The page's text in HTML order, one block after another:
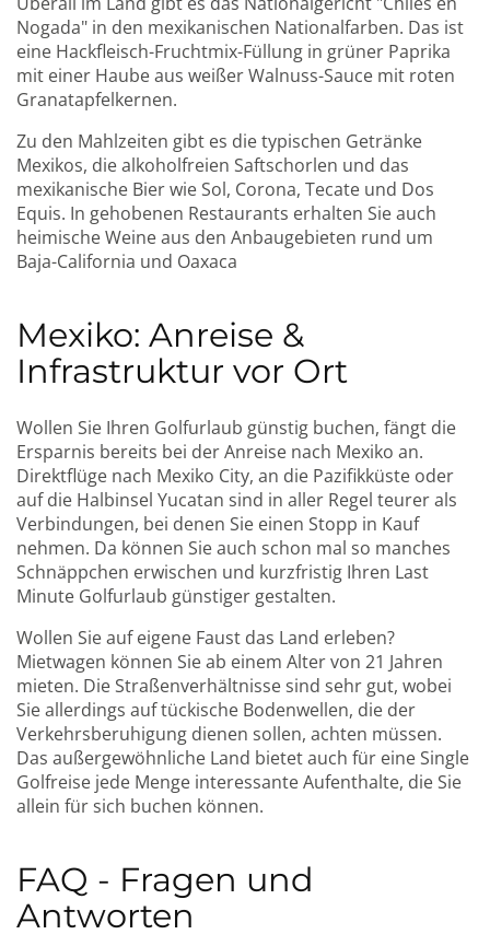
Nogada" in den mexikanischen Nationalfarben. Das ist
eine Hackfleisch-Fruchtmix-Füllung in grüner Paprika
mit einer Haube aus weißer Walnuss-Sauce mit roten
Granatapfelkernen.
Zu den Mahlzeiten gibt es die typischen Getränke
Mexikos, die alkoholfreien Saftschorlen und das
mexikanische Bier wie Sol, Corona, Tecate und Dos
Equis. In gehobenen Restaurants erhalten Sie auch
heimische Weine aus den Anbaugebieten rund um
Baja-California und Oaxaca
Mexiko: Anreise &
Infrastruktur vor Ort
Wollen Sie Ihren Golfurlaub günstig buchen, fängt die
Ersparnis bereits bei der Anreise nach Mexiko an.
Direktflüge nach Mexiko City, an die Pazifikküste oder
auf die Halbinsel Yucatan sind in aller Regel teurer als
Verbindungen, bei denen Sie einen Stopp in Kauf
nehmen. Da können Sie auch schon mal so manches
Schnäppchen erwischen und kurzfristig Ihren Last
Minute Golfurlaub günstiger gestalten.
Wollen Sie auf eigene Faust das Land erleben?
Mietwagen können Sie ab einem Alter von 21 Jahren
mieten. Die Straßenverhältnisse sind sehr gut, wobei
Sie allerdings auf tückische Bodenwellen, die der
Verkehrsberuhigung dienen sollen, achten müssen.
Das außergewöhnliche Land bietet auch für eine Single
Golfreise jede Menge interessante Aufenthalte, die Sie
allein für sich buchen können.
FAQ - Fragen und
Antworten